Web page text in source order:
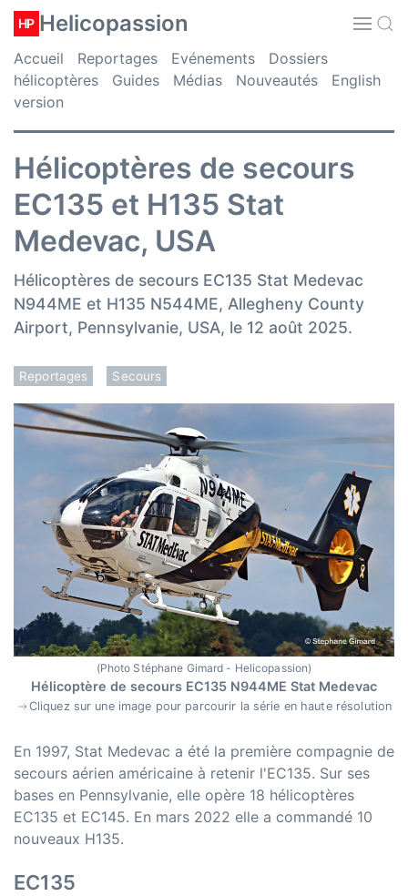
HP Helicopassion
Accueil Reportages Evénements
Dossiers
hélicoptères
Guides Médias Nouveautés
English
version
Hélicoptères de secours
EC135 et H135 Stat
Medevac, USA
Hélicoptères de secours EC135 Stat Medevac
N944ME et H135 N544ME, Allegheny County
Airport, Pennsylvanie, USA, le 12 août 2025.
Reportages Secours
(Photo Stéphane Gimard - Helicopassion)
Hélicoptère de secours EC135 N944ME Stat Medevac
Cliquez sur une image pour parcourir la série en haute résolution
En 1997, Stat Medevac a été la première compagnie de
secours aérien américaine à retenir l'EC135. Sur ses
bases en Pennsylvanie, elle opère 18 hélicoptères
EC135 et EC145. En mars 2022 elle a commandé 10
nouveaux H135.
EC135